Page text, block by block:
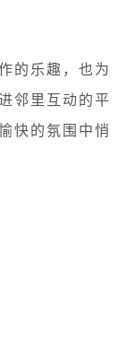
的乐趣，也为
邻里互动的平
快的氛围中悄